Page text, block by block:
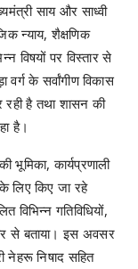
साय और साध्वी
न्याय, शैक्षणिक
विषयों पर विस्तार से
के सर्वांगीण विकास
रही है तथा शासन की
है।
भूमिका, कार्यप्रणाली
लिए किए जा रहे
विभिन्न गतिविधियों,
से बताया। इस अवसर
नेहरू निषाद सहित